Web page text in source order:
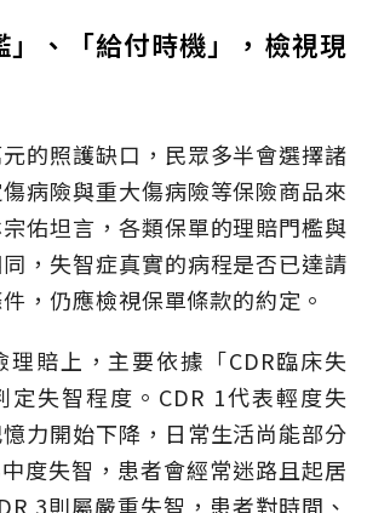
」、「給付時機」，檢視現
的照護缺口，民眾多半會選擇諸
病險與重大傷病險等保險商品來
佑坦言，各類保單的理賠門檻與
，失智症真實的病程是否已達請
，仍應檢視保單條款的約定。
理賠上，主要依據「CDR臨床失
定失智程度。CDR 1代表輕度失
力開始下降，日常生活尚能部分
度失智，患者會經常迷路且起居
3則屬嚴重失智，患者對時間、